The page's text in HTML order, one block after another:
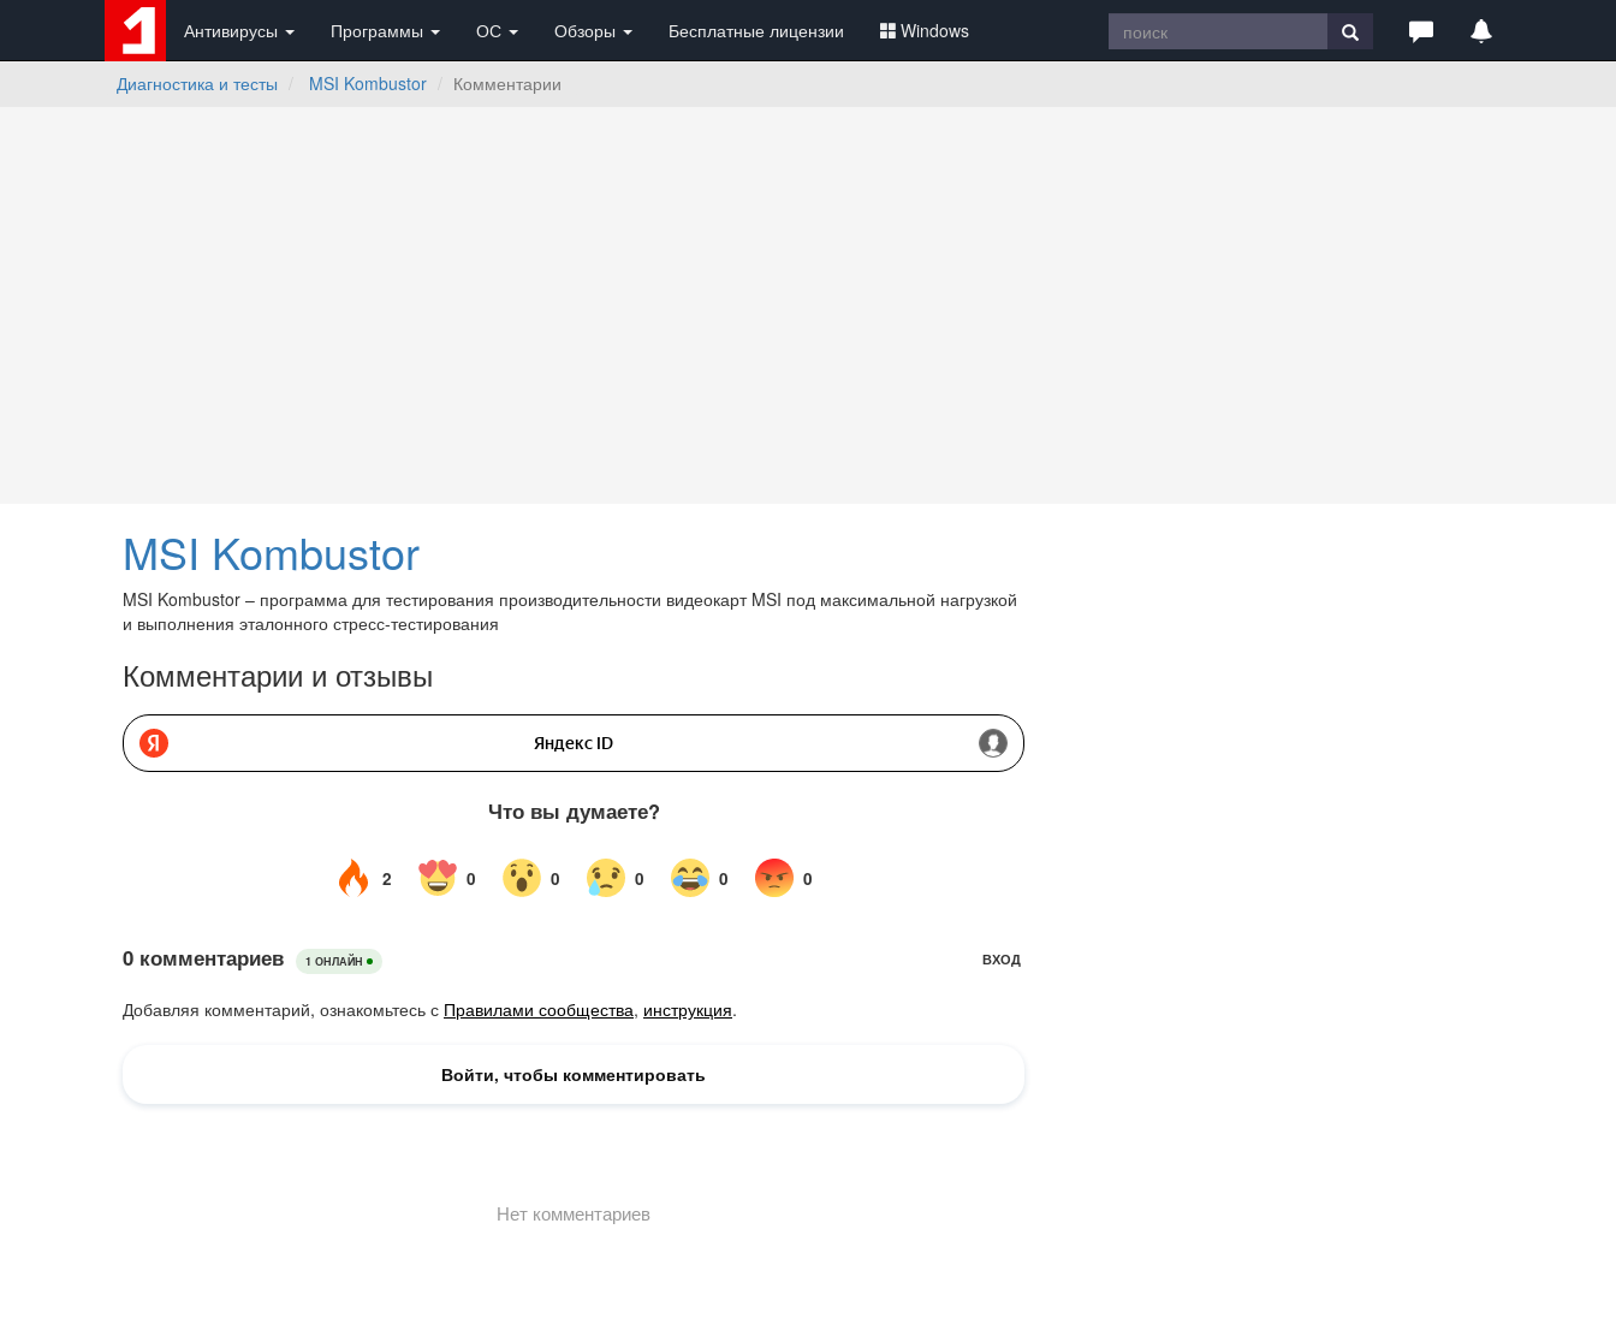
Антивирусы Программы ОС Обзоры Бесплатные лицензии Windows
Диагностика и тесты MSI Kombustor Комментарии
MSI Kombustor
MSI Kombustor – программа для тестирования производительности видеокарт MSI под максимальной нагрузкой
и выполнения эталонного стресс-тестирования
Комментарии и отзывы